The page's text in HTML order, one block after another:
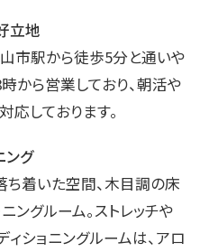
立地
市駅から徒歩5分と通いや
から営業しており、朝活や
応しております。
ング
ち着いた空間、木目調の床
ングルーム。ストレッチや
ショニングルームは、アロ